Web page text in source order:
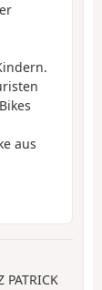
aus
PATRICK